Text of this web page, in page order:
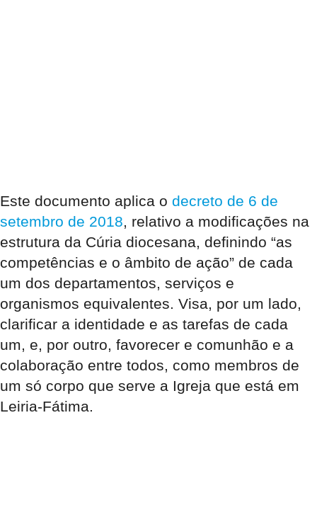
Este documento aplica o decreto de 6 de
setembro de 2018, relativo a modificações na
estrutura da Cúria diocesana, definindo “as
competências e o âmbito de ação” de cada
um dos departamentos, serviços e
organismos equivalentes. Visa, por um lado,
clarificar a identidade e as tarefas de cada
um, e, por outro, favorecer e comunhão e a
colaboração entre todos, como membros de
um só corpo que serve a Igreja que está em
Leiria-Fátima.